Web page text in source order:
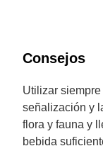
Consejos
Utilizar
señalización y
flora y fauna y
bebida